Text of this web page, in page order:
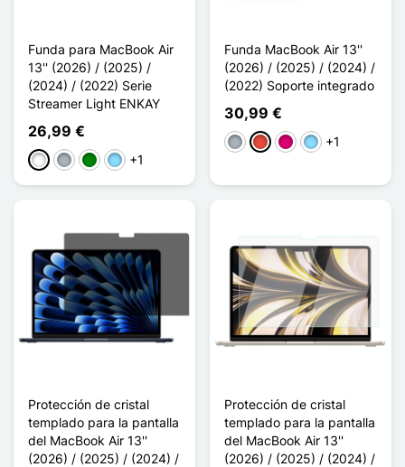
Funda para MacBook Air
13'' (2026) / (2025) /
(2024) / (2022) Serie
Streamer Light ENKAY
26,99 €
Blanco
Gris VerdeAzul claro
+1
Funda MacBook Air 13''
(2026) / (2025) / (2024) /
(2022) Soporte integrado
30,99 €
Gris RojoMagentaAzul claro
+1
Protección de cristal
templado para la pantalla
del MacBook Air 13''
(2026) / (2025) / (2024) /
Protección de cristal
templado para la pantalla
del MacBook Air 13''
(2026) / (2025) / (2024) /